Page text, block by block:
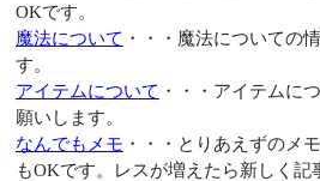
OKです。
魔法について ・・・魔法についての
す。
アイテムについて ・・・アイテムに
願いします。
なんでもメモ ・・・とりあえずのメ
もOKです。レスが増えたら新しく記